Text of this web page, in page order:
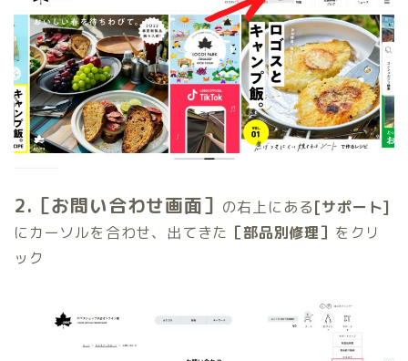
2.［お問い合わせ画面］ の右上にある[サポート]
にカーソルを合わせ、出てきた ［部品別修理］ をクリ
ック